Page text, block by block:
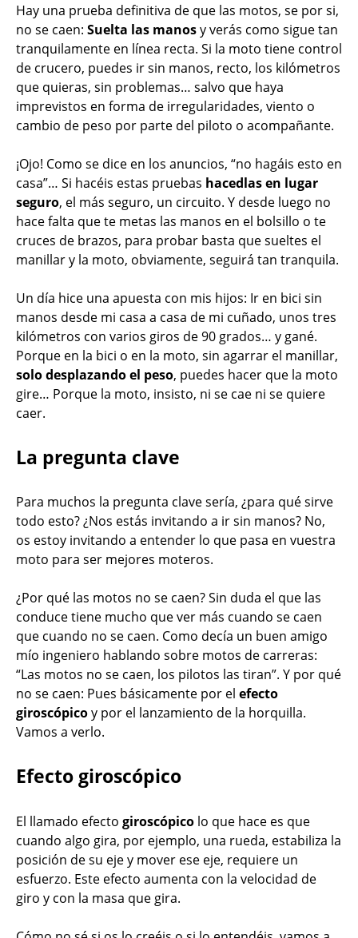
Hay una prueba definitiva de que las motos, se por si,
no se caen: Suelta las manosy verás como sigue tan
tranquilamente en línea recta. Si la moto tiene control
de crucero, puedes ir sin manos, recto, los kilómetros
que quieras, sin problemas… salvo que haya
imprevistos en forma de irregularidades, viento o
cambio de peso por parte del piloto o acompañante.
¡Ojo! Como se dice en los anuncios, “no hagáis esto en
casa”… Si hacéis estas pruebas hacedlas en lugar
seguro, el más seguro, un circuito. Y desde luego no
hace falta que te metas las manos en el bolsillo o te
cruces de brazos, para probar basta que sueltes el
manillar y la moto, obviamente, seguirá tan tranquila.
Un día hice una apuesta con mis hijos: Ir en bici sin
manos desde mi casa a casa de mi cuñado, unos tres
kilómetros con varios giros de 90 grados… y gané.
Porque en la bici o en la moto, sin agarrar el manillar,
solo desplazando el peso, puedes hacer que la moto
gire… Porque la moto, insisto, ni se cae ni se quiere
caer.
La pregunta clave
Para muchos la pregunta clave sería, ¿para qué sirve
todo esto? ¿Nos estás invitando a ir sin manos? No,
os estoy invitando a entender lo que pasa en vuestra
moto para ser mejores moteros.
¿Por qué las motos no se caen? Sin duda el que las
conduce tiene mucho que ver más cuando se caen
que cuando no se caen. Como decía un buen amigo
mío ingeniero hablando sobre motos de carreras:
“Las motos no se caen, los pilotos las tiran”. Y por qué
no se caen: Pues básicamente por el efecto
giroscópicoy por el lanzamiento de la horquilla.
Vamos a verlo.
Efecto giroscópico
El llamado efecto giroscópico lo que hace es que
cuando algo gira, por ejemplo, una rueda, estabiliza la
posición de su eje y mover ese eje, requiere un
esfuerzo. Este efecto aumenta con la velocidad de
giro y con la masa que gira.